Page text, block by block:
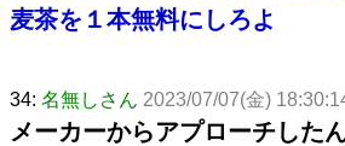
麦茶を１本無料にしろよ
34: 名無しさん 2023/07/07(金)
メーカーからアプローチした